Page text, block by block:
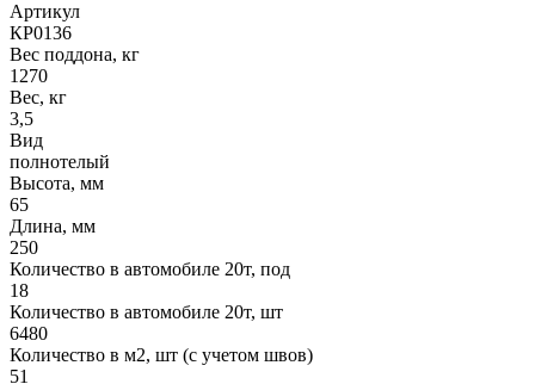
Артикул
КР0136
Вес поддона, кг
1270
Вес, кг
3,5
Вид
полнотелый
Высота, мм
65
Длина, мм
250
Количество в автомобиле 20т, под
18
Количество в автомобиле 20т, шт
6480
Количество в м2, шт (с учетом швов)
51